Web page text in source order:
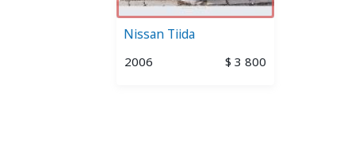
Nissan Tiida
2006 $ 3 800